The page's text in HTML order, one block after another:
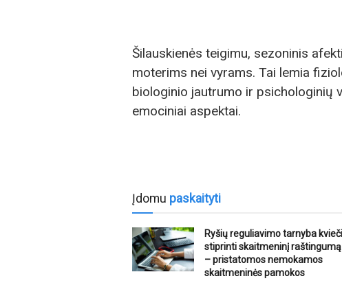
Šilauskienės teigimu, sezoninis
moterims nei vyrams. Tai lemia
biologinio jautrumo ir psichologinių
emociniai aspektai.
Įdomu paskaityti
Ryšių reguliavimo tarnyba
stiprinti skaitmeninį raštingumą
– pristatomos nemokamos
skaitmeninės pamokos